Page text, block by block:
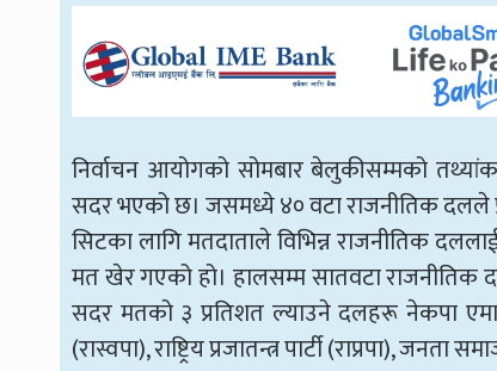
निर्वाचन आयोगको सोमबार बेलुकीसम्मको
सदर भएको छ। जसमध्ये ४० वटा राजनीतिक दलले
सिटका लागि मतदाताले विभिन्न राजनीतिक
मत खेर गएको हो। हालसम्म सातवटा राजनीतिक
सदर मतको ३ प्रतिशत ल्याउने दलहरू नेकपा एमाले,
(रास्वपा), राष्ट्रिय प्रजातन्त्र पार्टी (राप्रपा), जनता